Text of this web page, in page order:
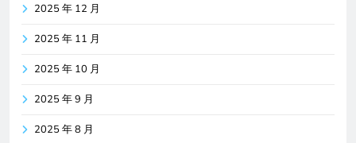
2025 年 12 月
2025 年 11 月
2025 年 10 月
2025 年 9 月
2025 年 8 月